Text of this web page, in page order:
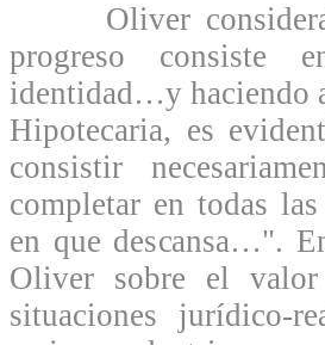
Oliver
progreso consiste
identidad…y haciendo
Hipotecaria, es
consistir
completar en todas
en que descansa…".
Oliver sobre el
situaciones jurídico-